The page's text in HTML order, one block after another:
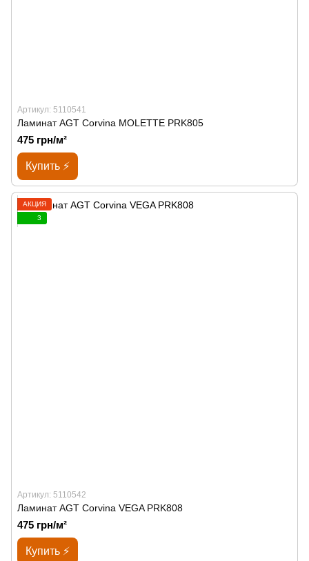
Артикул: 5110541
Ламинат AGT Corvina MOLETTE PRK805
475 грн/м²
Купить ⚡
АКЦИЯ
3
Артикул: 5110542
Ламинат AGT Corvina VEGA PRK808
475 грн/м²
Купить ⚡